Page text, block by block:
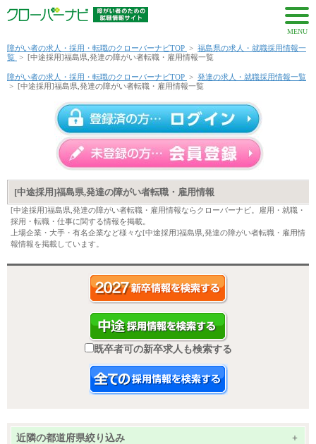
MENU
障がい者の求人・採用・転職のクローバーナビTOP > 福島県の求人・就職採用情報一
覧 > [中途採用]福島県,発達の障がい者転職・雇用情報一覧
障がい者の求人・採用・転職のクローバーナビTOP > 発達の求人・就職採用情報一覧
> [中途採用]福島県,発達の障がい者転職・雇用情報一覧
[中途採用]福島県,発達の障がい者転職・雇用情報
[中途採用]福島県,発達の障がい者転職・雇用情報ならクローバーナビ。雇用・就職・
採用・転職・仕事に関する情報を掲載。
上場企業・大手・有名企業など様々な[中途採用]福島県,発達の障がい者転職・雇用情
報情報を掲載しています。
既卒者可の新卒求人も検索する
近隣の都道府県絞り込み +